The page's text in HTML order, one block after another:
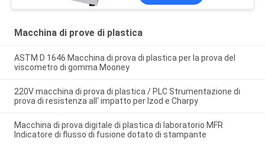
Macchina di prove di plastica
ASTM D 1646 Macchina di prova di plastica per la prova del
viscometro di gomma Mooney
220V macchina di prova di plastica / PLC Strumentazione di
prova di resistenza all' impatto per Izod e Charpy
Macchina di prova digitale di plastica di laboratorio MFR
Indicatore di flusso di fusione dotato di stampante